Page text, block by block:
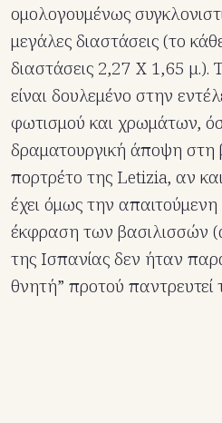
ομολογουμένως
μεγάλες διαστάσεις (το
διαστάσεις 2,27 Χ 1,65 μ.).
είναι δουλεμένο στην
φωτισμού και χρωμάτων,
δραματουργική άποψη στη
πορτρέτο της Letizia, αν
έχει όμως την
έκφραση των βασιλισσών
της Ισπανίας δεν ήταν
θνητή” προτού παντρευτεί